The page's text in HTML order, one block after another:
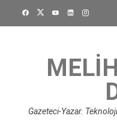
Gazeteci-Yazar.